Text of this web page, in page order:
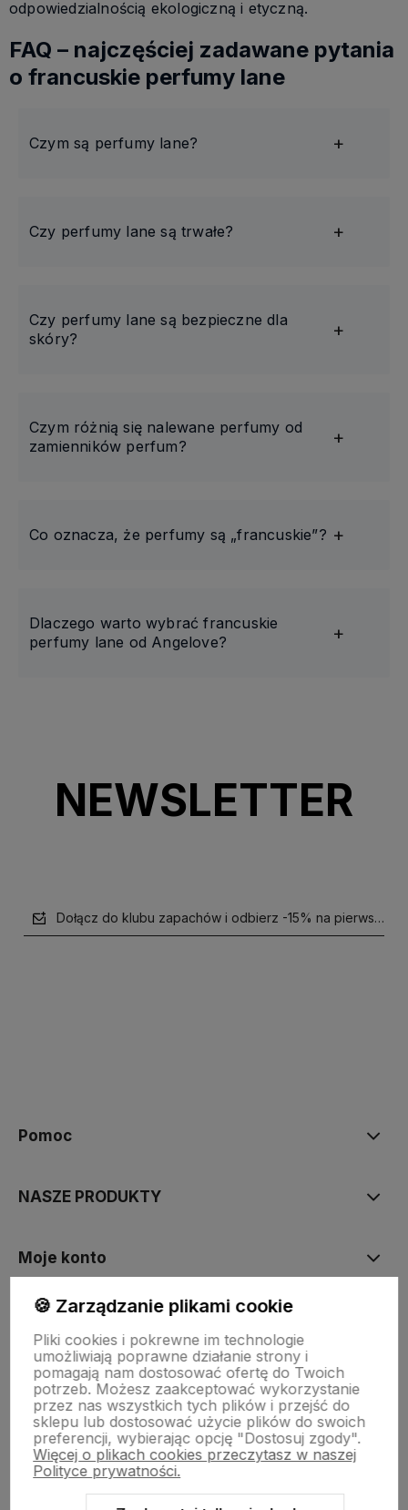
odpowiedzialnością ekologiczną i etyczną.
FAQ – najczęściej zadawane pytania
o francuskie perfumy lane
Czym są perfumy lane?
Czy perfumy lane są trwałe?
Czy perfumy lane są bezpieczne dla
skóry?
Czym różnią się nalewane perfumy od
zamienników perfum?
Co oznacza, że perfumy są „francuskie”?
Dlaczego warto wybrać francuskie
perfumy lane od Angelove?
NEWSLETTER
Dołącz do klubu zapachów i odbierz -15% na pierwsze
Pomoc
NASZE PRODUKTY
Moje konto
Płatności i dostawa
Informacje
O nas
🍪 Zarządzanie plikami cookie
Pliki cookies i pokrewne im technologie
umożliwiają poprawne działanie strony i
pomagają nam dostosować ofertę do Twoich
potrzeb. Możesz zaakceptować wykorzystanie
przez nas wszystkich tych plików i przejść do
sklepu lub dostosować użycie plików do swoich
preferencji, wybierając opcję "Dostosuj zgody".
Więcej o plikach cookies przeczytasz w naszej
Polityce prywatności.